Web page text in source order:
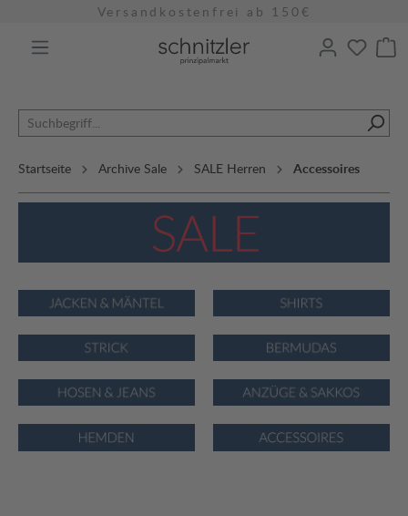
Versandkostenfrei ab 150€
Startseite Archive Sale SALE Herren Accessoires